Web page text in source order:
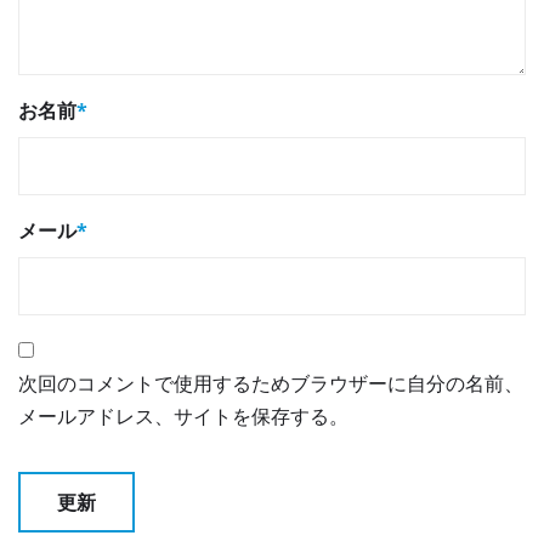
お名前*
メール*
次回のコメントで使用するためブラウザーに自分の名前、
メールアドレス、サイトを保存する。